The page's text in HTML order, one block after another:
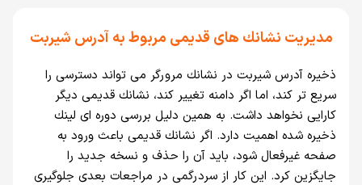
مديريت نشانك های قديمی مربوط به آدرس شيربت
ذخيره آدرس شيربت در نشانك مرورگر می تواند دسترسی را
سريع تر كند، اما اگر دامنه تغيير كند، نشانك قديمی ديگر
كارايی نخواهد داشت. به همين دليل بررسی دوره ای لينك
ذخيره شده اهميت دارد. اگر نشانك قديمی باعث ورود به
صفحه غيرفعال شود، بايد آن را حذف و نسخه جديد را
جايگزين كرد. اين كار از سردرگمی در مراجعات بعدی جلوگيری